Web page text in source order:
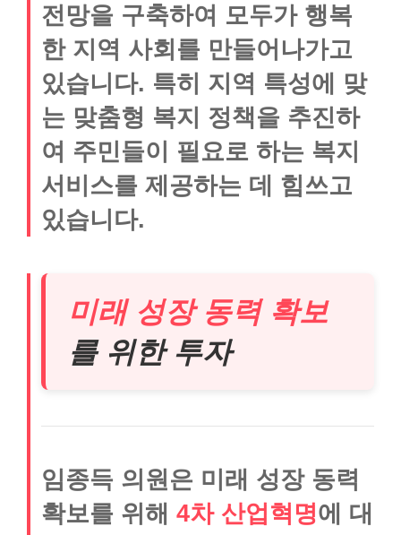
전망을 구축하여 모두가 행복
한 지역 사회를 만들어나가고
있습니다. 특히 지역 특성에 맞
는 맞춤형 복지 정책을 추진하
여 주민들이 필요로 하는 복지
서비스를 제공하는 데 힘쓰고
있습니다.
미래 성장 동력 확보
를 위한 투자
임종득 의원은 미래 성장 동력
확보를 위해 4차 산업혁명에 대